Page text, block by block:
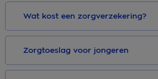
Wat kost een zorgverzekering?
Zorgtoeslag voor jongeren